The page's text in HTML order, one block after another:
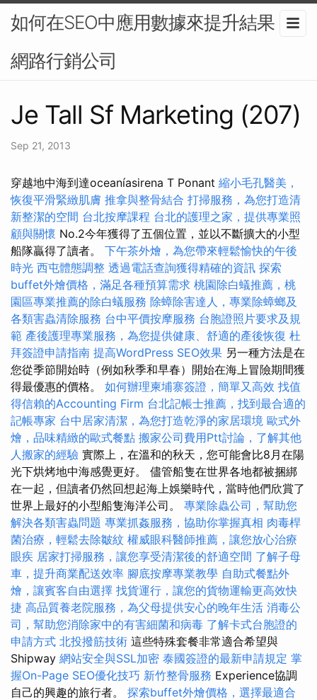
如何在SEO中應用數據來提升結果？-
網路行銷公司
Je Tall Sf Marketing (207)
Sep 21, 2013
穿越地中海到達oceaníasirena T Ponant 縮小毛孔醫美，
恢復平滑緊緻肌膚 推拿與整骨結合 打掃服務，為您打造清
新整潔的空間 台北按摩課程 台北的護理之家，提供專業照
顧與關懷 No.2今年獲得了五個位置，並以不斷擴大的小型
船隊贏得了讀者。 下午茶外燴，為您帶來輕鬆愉快的午後
時光 西屯體態調整 透過電話查詢獲得精確的資訊 探索
buffet外燴價格，滿足各種預算需求 桃園除白蟻推薦，桃
園區專業推薦的除白蟻服務 除蟑除害達人，專業除蟑螂及
各類害蟲清除服務 台中平價按摩服務 台胞證照片要求及規
範 產後護理專業服務，為您提供健康、舒適的產後恢復 杜
拜簽證申請指南 提高WordPress SEO效果 另一種方法是在
您從季節開始時（例如秋季和早春）開始在海上冒險期間獲
得最優惠的價格。 如何辦理柬埔寨簽證，簡單又高效 找值
得信賴的Accounting Firm 台北記帳士推薦，找到最合適的
記帳專家 台中居家清潔，為您打造乾淨的家居環境 歐式外
燴，品味精緻的歐式餐點 搬家公司費用Ptt討論，了解其他
人搬家的經驗 實際上，在溫和的秋天，您可能會比8月在陽
光下烘烤地中海感覺更好。 儘管船隻在世界各地都被捆綁
在一起，但讀者仍然回想起海上娛樂時代，當時他們欣賞了
世界上最好的小型船隻海洋公司。 專業除蟲公司，幫助您
解決各類害蟲問題 專業抓姦服務，協助你掌握真相 肉毒桿
菌治療，輕鬆去除皺紋 權威眼科醫師推薦，讓您放心治療
眼疾 居家打掃服務，讓您享受清潔後的舒適空間 了解子母
車，提升商業配送效率 腳底按摩專業教學 自助式餐點外
燴，讓賓客自由選擇 找貨運行，讓您的貨物運輸更高效快
捷 高品質養老院服務，為父母提供安心的晚年生活 消毒公
司，幫助您消除家中的有害細菌和病毒 了解卡式台胞證的
申請方式 北投撥筋技術 這些特殊套餐非常適合希望與
Shipway 網站安全與SSL加密 泰國簽證的最新申請規定 掌
握On-Page SEO優化技巧 新竹整骨服務 Experience協調
自己的興趣的旅行者。 探索buffet外燴價格，選擇最適合